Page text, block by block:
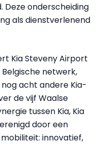
onderscheiding
als dienstverlenend
Kia Steveny Airport
netwerk,
acht andere Kia-
de vijf Waalse
tussen Kia, Kia
door een
innovatief,